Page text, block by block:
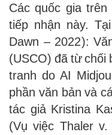
Các quốc gia
tiếp nhận này.
Dawn – 2022):
(USCO) đã từ chối
tranh do AI
phần văn bản và
tác giả Kristina
(Vụ việc Thaler v.